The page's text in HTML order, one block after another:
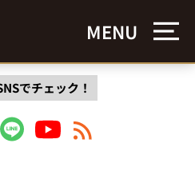
MENU
でチェック！